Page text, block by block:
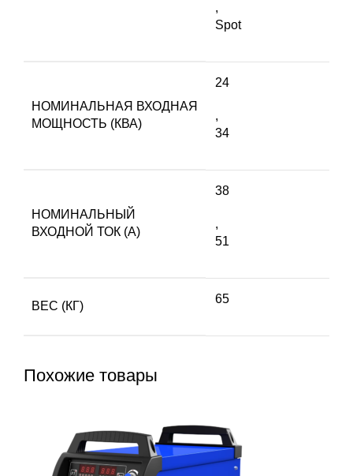
,
Spot
НОМИНАЛЬНАЯ ВХОДНАЯ
МОЩНОСТЬ (КВА)
24
,
34
НОМИНАЛЬНЫЙ
ВХОДНОЙ ТОК (A)
38
,
51
ВЕС (КГ)
65
Похожие товары